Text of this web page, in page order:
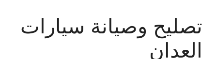
تصليح وصيانة سيارات
العدان